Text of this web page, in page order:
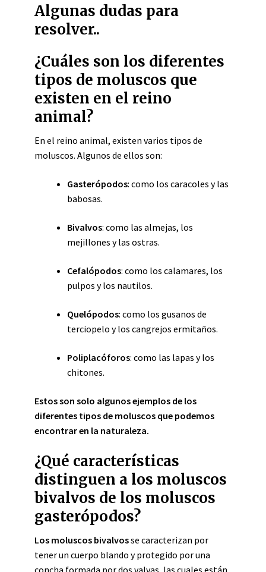
Algunas dudas para
resolver..
¿Cuáles son los diferentes
tipos de moluscos que
existen en el reino
animal?
En el reino animal, existen varios tipos de
moluscos. Algunos de ellos son:
Gasterópodos: como los caracoles y las
babosas.
Bivalvos: como las almejas, los
mejillones y las ostras.
Cefalópodos: como los calamares, los
pulpos y los nautilos.
Quelópodos: como los gusanos de
terciopelo y los cangrejos ermitaños.
Poliplacóforos: como las lapas y los
chitones.
Estos son solo algunos ejemplos de los
diferentes tipos de moluscos que podemos
encontrar en la naturaleza.
¿Qué características
distinguen a los moluscos
bivalvos de los moluscos
gasterópodos?
Los moluscos bivalvosse caracterizan por
tener un cuerpo blando y protegido por una
concha formada por dos valvas, las cuales están